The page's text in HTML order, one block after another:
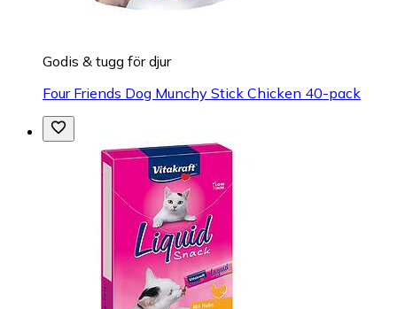
Godis & tugg för djur
Four Friends Dog Munchy Stick Chicken 40-pack